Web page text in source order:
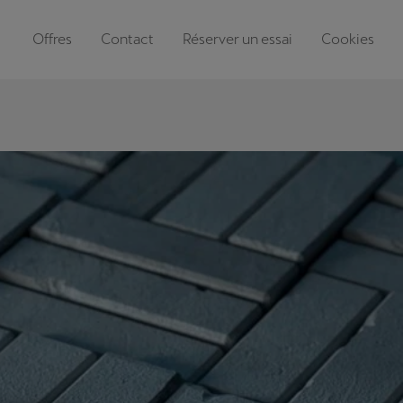
Offres Contact Réserver un essai Cookies